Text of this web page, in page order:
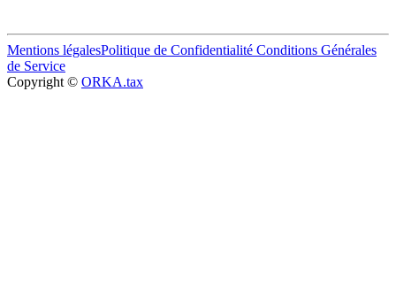
Mentions légalesPolitique de Confidentialité Conditions Générales
de Service
Copyright © ORKA.tax